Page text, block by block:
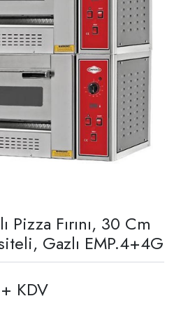
Pizza Fırını, 30 Cm
Gazlı EMP.4+4G
KDV